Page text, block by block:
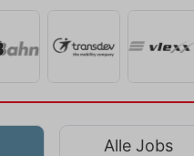
Alle Jobs